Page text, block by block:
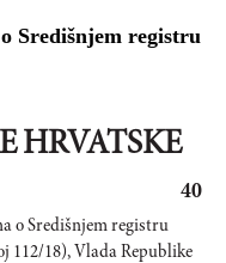
Središnjem registru
HRVATSKE
40
o Središnjem registru
112/18), Vlada Republike